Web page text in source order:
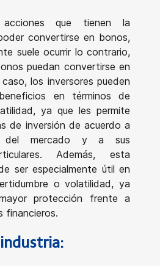
que tienen la
convertirse en bonos,
suele ocurrir lo contrario,
puedan convertirse en
los inversores pueden
en términos de
ya que les permite
de inversión de acuerdo a
del mercado y a sus
Además, esta
ser especialmente útil en
o volatilidad, ya
protección frente a
financieros.